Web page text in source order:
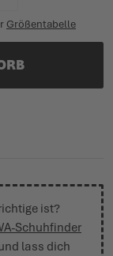
Größentabelle
ist?
Schuhfinder
lass dich